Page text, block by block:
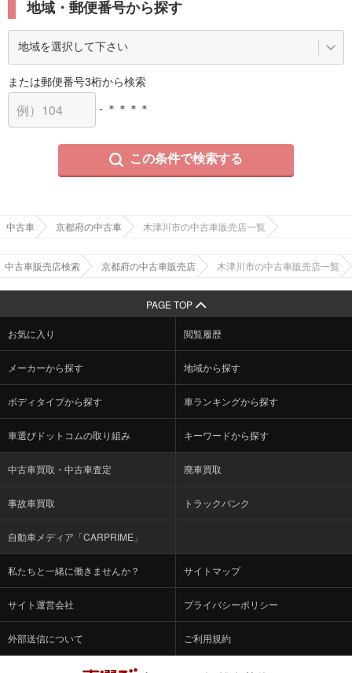
地域・郵便番号から探す
または郵便番号3桁から検索
- ＊＊＊＊
この条件で検索する
中古車 京都府の中古車 木津川市の中古車販売店一覧
中古車販売店検索 京都府の中古車販売店 木津川市の中古車販売店一覧
PAGE TOP
お気に入り 閲覧履歴
メーカーから探す 地域から探す
ボディタイプから探す 車ランキングから探す
車選びドットコムの取り組み キーワードから探す
中古車買取・中古車査定 廃車買取
事故車買取 トラックバンク
自動車メディア「CARPRIME」
私たちと一緒に働きませんか？ サイトマップ
サイト運営会社 プライバシーポリシー
外部送信について ご利用規約